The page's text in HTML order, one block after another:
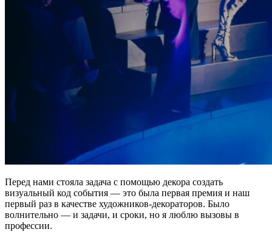
Перед нами стояла задача с помощью декора создать
визуальный код события — это была первая премия и наш
первый раз в качестве художников-декораторов. Было
волнительно — и задачи, и сроки, но я люблю вызовы в
профессии.